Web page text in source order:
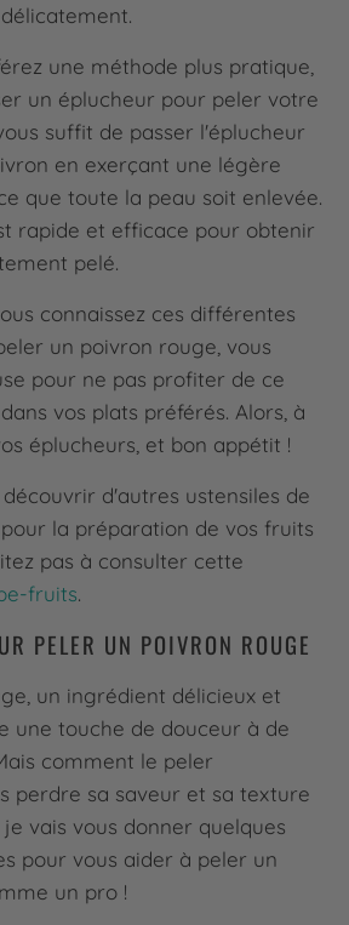
une méthode plus pratique,
un éplucheur pour peler votre
suffit de passer l'éplucheur
en exerçant une légère
que toute la peau soit enlevée.
rapide et efficace pour obtenir
pelé.
connaissez ces différentes
un poivron rouge, vous
pour ne pas profiter de ce
vos plats préférés. Alors, à
éplucheurs, et bon appétit !
d'autres ustensiles de
la préparation de vos fruits
pas à consulter cette
fruits.
PELER UN POIVRON ROUGE
un ingrédient délicieux et
une touche de douceur à de
comment le peler
perdre sa saveur et sa texture
je vais vous donner quelques
pour vous aider à peler un
un pro !